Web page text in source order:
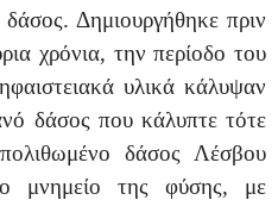
Δημιουργήθηκε πριν
χρόνια, την περίοδο του
υλικά κάλυψαν
δάσος που κάλυπτε τότε
δάσος Λέσβου
μνημείο της φύσης, με